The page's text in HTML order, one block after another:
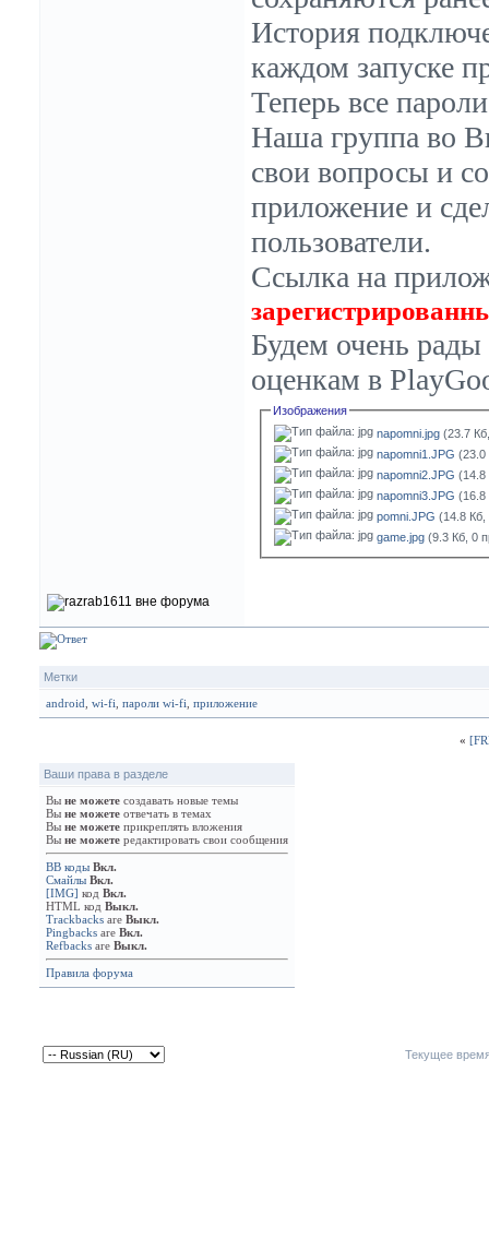
История
каждом запуске
Теперь все
Наша группа во
свои вопросы и
приложение и
пользователи.
Ссылка на
Будем очень
оценкам в
Изображения
napomni.jpg (23.7
napomni1.JPG (23.0
napomni2.JPG (14.8
napomni3.JPG (16.8
pomni.JPG (14.8 Кб,
game.jpg (9.3 Кб, 0
Метки
android wi-fi пароли wi-fi приложение
«
Ваши права в разделе
Вы не можете создавать новые темы
Вы не можете отвечать в темах
Вы не можете прикреплять вложения
Вы не можете редактировать свои сообщения
BB коды Вкл.
Смайлы Вкл.
[IMG] код Вкл.
HTML код Выкл.
Trackbacks are Выкл.
Pingbacks are Вкл.
Refbacks are Выкл.
Правила форума
Текущее